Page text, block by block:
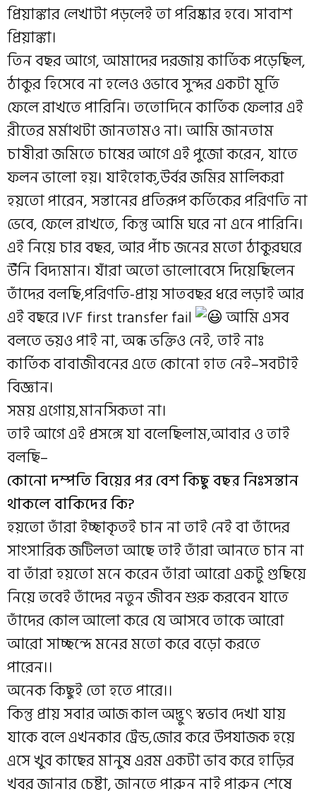
প্রিয়াঙ্কার লেখাটা পড়লেই তা পরিষ্কার হবে। সাবাশ
প্রিয়াঙ্কা।
তিন বছর আগে, আমাদের দরজায় কার্তিক পড়েছিল,
ঠাকুর হিসেবে না হলেও ওভাবে সুন্দর একটা মূর্তি
ফেলে রাখতে পারিনি। ততোদিনে কার্তিক ফেলার এই
রীতের মর্মাথটা জানতামও না। আমি জানতাম
চাষীরা জমিতে চাষের আগে এই পুজো করেন, যাতে
ফলন ভালো হয়। যাইহোক্,উর্বর জমির মালিকরা
হয়তো পারেন, সন্তানের প্রতিরূপ কর্তিকের পরিণতি না
ভেবে, ফেলে রাখতে, কিন্তু আমি ঘরে না এনে পারিনি।
এই নিয়ে চার বছর, আর পাঁচ জনের মতো ঠাকুরঘরে
উঁনি বিদ্যমান। যাঁরা অতো ভালোবেসে দিয়েছিলেন
তাঁদের বলছি,পরিণতি-প্রায় সাতবছর ধরে লড়াই আর
এই বছরে IVF first transfer fail
আমি এসব
বলতে ভয়ও পাই না, অন্ধ ভক্তিও নেই, তাই নাঃ
কার্তিক বাবাজীবনের এতে কোনো হাত নেই–সবটাই
বিজ্ঞান।
সময় এগোয়,মানসিকতা না।
তাই আগে এই প্রসঙ্গে যা বলেছিলাম,আবার ও তাই
বলছি–
কোনো দম্পতি বিয়ের পর বেশ কিছু বছর নিঃসন্তান
থাকলে বাকিদের কি?
হয়তো তাঁরা ইচ্ছাকৃতই চান না তাই নেই বা তাঁদের
সাংসারিক জটিলতা আছে তাই তাঁরা আনতে চান না
বা তাঁরা হয়তো মনে করেন তাঁরা আরো একটু গুছিয়ে
নিয়ে তবেই তাঁদের নতুন জীবন শুরু করবেন যাতে
তাঁদের কোল আলো করে যে আসবে তাকে আরো
আরো সাচ্ছন্দে মনের মতো করে বড়ো করতে
পারেন।।
অনেক কিছুই তো হতে পারে।।
কিন্তু প্রায় সবার আজ কাল অদ্ভুৎ স্বভাব দেখা যায়
যাকে বলে এখনকার ট্রেন্ড,জোর করে উপযাজক হয়ে
এসে খুব কাছের মানুষ এরম একটা ভাব করে হাড়ির
খবর জানার চেষ্টা, জানতে পারুন নাই পারুন শেষে